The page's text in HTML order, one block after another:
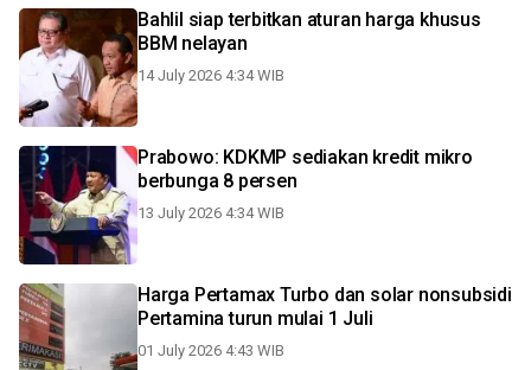
Bahlil siap terbitkan aturan harga khusus
BBM nelayan
14 July 2026 4:34 WIB
Prabowo: KDKMP sediakan kredit mikro
berbunga 8 persen
13 July 2026 4:34 WIB
Harga Pertamax Turbo dan solar nonsubsidi
Pertamina turun mulai 1 Juli
01 July 2026 4:43 WIB